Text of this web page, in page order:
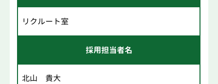
リクルート室
採用担当者名
北山 貴大